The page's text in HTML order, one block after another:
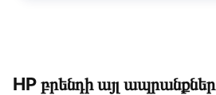
HP բրենդի այլ ապրանքներ